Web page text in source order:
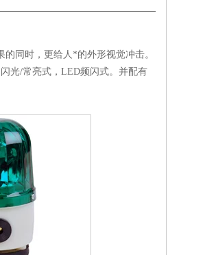
同时，更给人*的外形视觉冲击。
光/常亮式，LED频闪式。并配有